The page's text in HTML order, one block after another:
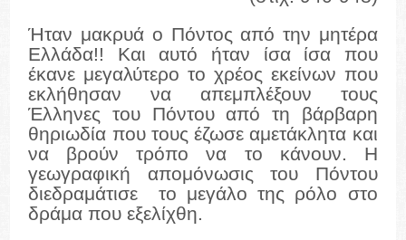
Ήταν μακρυά ο Πόντος από την μητέρα
Ελλάδα!! Και αυτό ήταν ίσα ίσα που
έκανε μεγαλύτερο το χρέος εκείνων που
εκλήθησαν να απεμπλέξουν τους
Έλληνες του Πόντου από τη βάρβαρη
θηριωδία που τους έζωσε αμετάκλητα και
να βρούν τρόπο να το κάνουν. Η
γεωγραφική απομόνωσις του Πόντου
διεδραμάτισε το μεγάλο της ρόλο στο
δράμα που εξελίχθη.